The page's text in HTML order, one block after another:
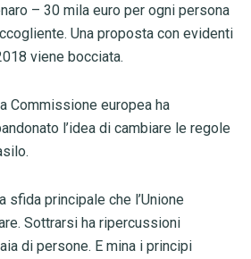
– 30 mila euro per ogni persona
Una proposta con evidenti
viene bocciata.
Commissione europea ha
l’idea di cambiare le regole
sfida principale che l’Unione
Sottrarsi ha ripercussioni
di persone. E mina i principi